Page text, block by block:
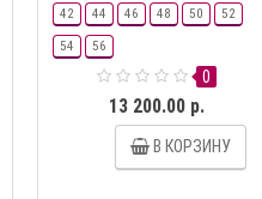
42 44 46 48 50 52
54 56
0
13 200.00 р.
В КОРЗИНУ